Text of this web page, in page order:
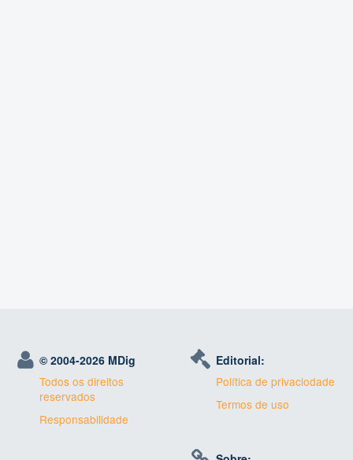
© 2004-2026 MDig
Todos os direitos
reservados
Responsabilidade
Editorial:
Política de privaciodade
Termos de uso